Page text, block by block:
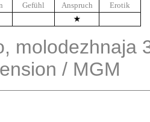
Gefühl Anspruch
Erotik
molodezhnaja
/ MGM